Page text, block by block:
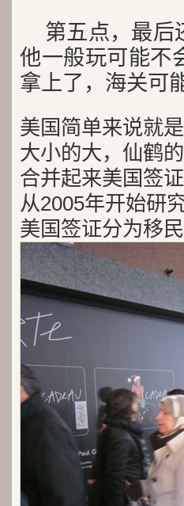
第五点，最后
他一般玩可能不
拿上了，海关可
美国简单来说就
大小的大，仙鹤
合并起来美国签
从2005年开始研
美国签证分为移